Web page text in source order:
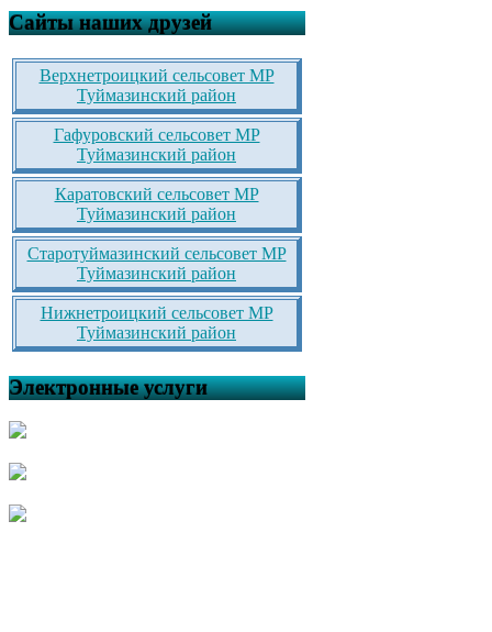
Сайты наших друзей
Верхнетроицкий сельсовет МР
Туймазинский район
Гафуровский сельсовет МР
Туймазинский район
Каратовский сельсовет МР
Туймазинский район
Старотуймазинский сельсовет МР
Туймазинский район
Нижнетроицкий сельсовет МР
Туймазинский район
Электронные услуги